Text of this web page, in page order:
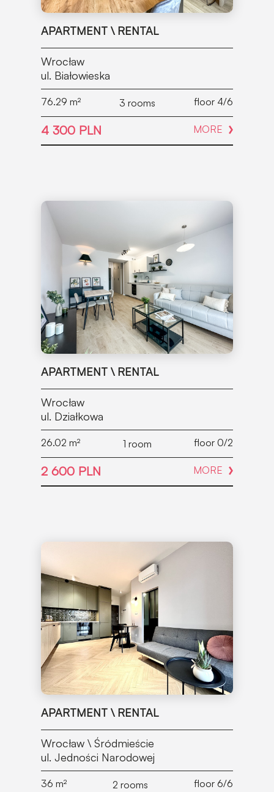
APARTMENT \ RENTAL
Wrocław
ul. Białowieska
76.29 m² 3 rooms floor 4/6
4 300 PLN MORE
APARTMENT \ RENTAL
Wrocław
ul. Działkowa
26.02 m² 1 room floor 0/2
2 600 PLN MORE
APARTMENT \ RENTAL
Wrocław \ Śródmieście
ul. Jedności Narodowej
36 m² 2 rooms floor 6/6